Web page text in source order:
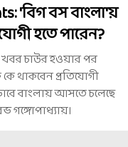
'বিগ বস বাংলা'য়
হতে পারেন?
খবর চাউর হওয়ার পর
থাকবেন প্রতিযোগী
বাংলায় আসতে চলেছে
গঙ্গোপাধ্যায়।